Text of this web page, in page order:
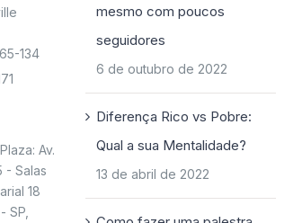
134
Av.
- Salas
18
SP,
mesmo com poucos
seguidores
6 de outubro de 2022
Diferença Rico vs Pobre:
Qual a sua Mentalidade?
13 de abril de 2022